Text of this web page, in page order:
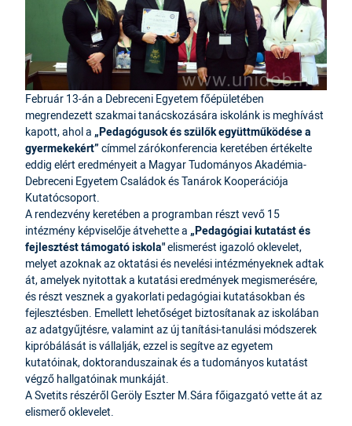
Február 13-án a Debreceni Egyetem főépületében
megrendezett szakmai tanácskozására iskolánk is meghívást
kapott, ahol a „Pedagógusok és szülők együttműködése a
gyermekekért” címmel zárókonferencia keretében értékelte
eddig elért eredményeit a Magyar Tudományos Akadémia-
Debreceni Egyetem Családok és Tanárok Kooperációja
Kutatócsoport.
A rendezvény keretében a programban részt vevő 15
intézmény képviselője átvehette a „Pedagógiai kutatást és
fejlesztést támogató iskola"elismerést igazoló oklevelet,
melyet azoknak az oktatási és nevelési intézményeknek adtak
át, amelyek nyitottak a kutatási eredmények megismerésére,
és részt vesznek a gyakorlati pedagógiai kutatásokban és
fejlesztésben. Emellett lehetőséget biztosítanak az iskolában
az adatgyűjtésre, valamint az új tanítási-tanulási módszerek
kipróbálását is vállalják, ezzel is segítve az egyetem
kutatóinak, doktoranduszainak és a tudományos kutatást
végző hallgatóinak munkáját.
A Svetits részéről Geröly Eszter M.Sára főigazgató vette át az
elismerő oklevelet.